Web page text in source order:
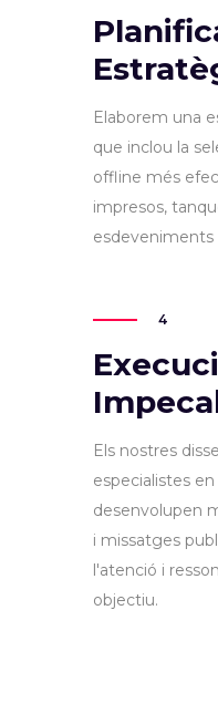
Elaborem una
que inclou la
offline més
impresos,
esdeveniments
4
Els nostres
especialistes
desenvolupen
i missatges
l'atenció i
objectiu.